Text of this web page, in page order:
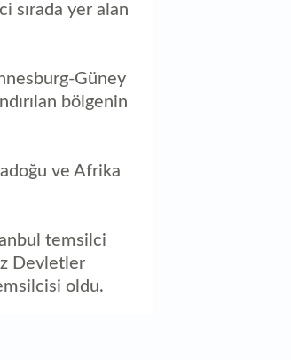
sırada yer alan
Güney
bölgenin
ve Afrika
temsilci
Devletler
oldu.